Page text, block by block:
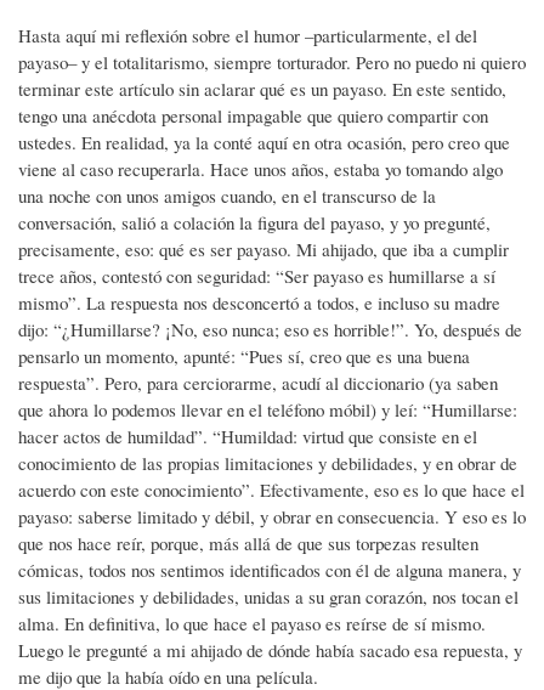
Hasta aquí mi reflexión sobre el humor –particularmente, el del
payaso– y el totalitarismo, siempre torturador. Pero no puedo ni quiero
terminar este artículo sin aclarar qué es un payaso. En este sentido,
tengo una anécdota personal impagable que quiero compartir con
ustedes. En realidad, ya la conté aquí en otra ocasión, pero creo que
viene al caso recuperarla. Hace unos años, estaba yo tomando algo
una noche con unos amigos cuando, en el transcurso de la
conversación, salió a colación la figura del payaso, y yo pregunté,
precisamente, eso: qué es ser payaso. Mi ahijado, que iba a cumplir
trece años, contestó con seguridad: “Ser payaso es humillarse a sí
mismo”. La respuesta nos desconcertó a todos, e incluso su madre
dijo: “¿Humillarse? ¡No, eso nunca; eso es horrible!”. Yo, después de
pensarlo un momento, apunté: “Pues sí, creo que es una buena
respuesta”. Pero, para cerciorarme, acudí al diccionario (ya saben
que ahora lo podemos llevar en el teléfono móbil) y leí: “Humillarse:
hacer actos de humildad”. “Humildad: virtud que consiste en el
conocimiento de las propias limitaciones y debilidades, y en obrar de
acuerdo con este conocimiento”. Efectivamente, eso es lo que hace el
payaso: saberse limitado y débil, y obrar en consecuencia. Y eso es lo
que nos hace reír, porque, más allá de que sus torpezas resulten
cómicas, todos nos sentimos identificados con él de alguna manera, y
sus limitaciones y debilidades, unidas a su gran corazón, nos tocan el
alma. En definitiva, lo que hace el payaso es reírse de sí mismo.
Luego le pregunté a mi ahijado de dónde había sacado esa repuesta, y
me dijo que la había oído en una película.